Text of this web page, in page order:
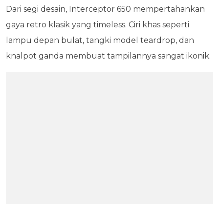
Dari segi desain, Interceptor 650 mempertahankan
gaya retro klasik yang timeless. Ciri khas seperti
lampu depan bulat, tangki model teardrop, dan
knalpot ganda membuat tampilannya sangat ikonik.